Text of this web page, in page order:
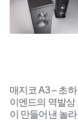
매지코 A3 – 초하
이엔드의 역발상
이 만들어낸 놀라